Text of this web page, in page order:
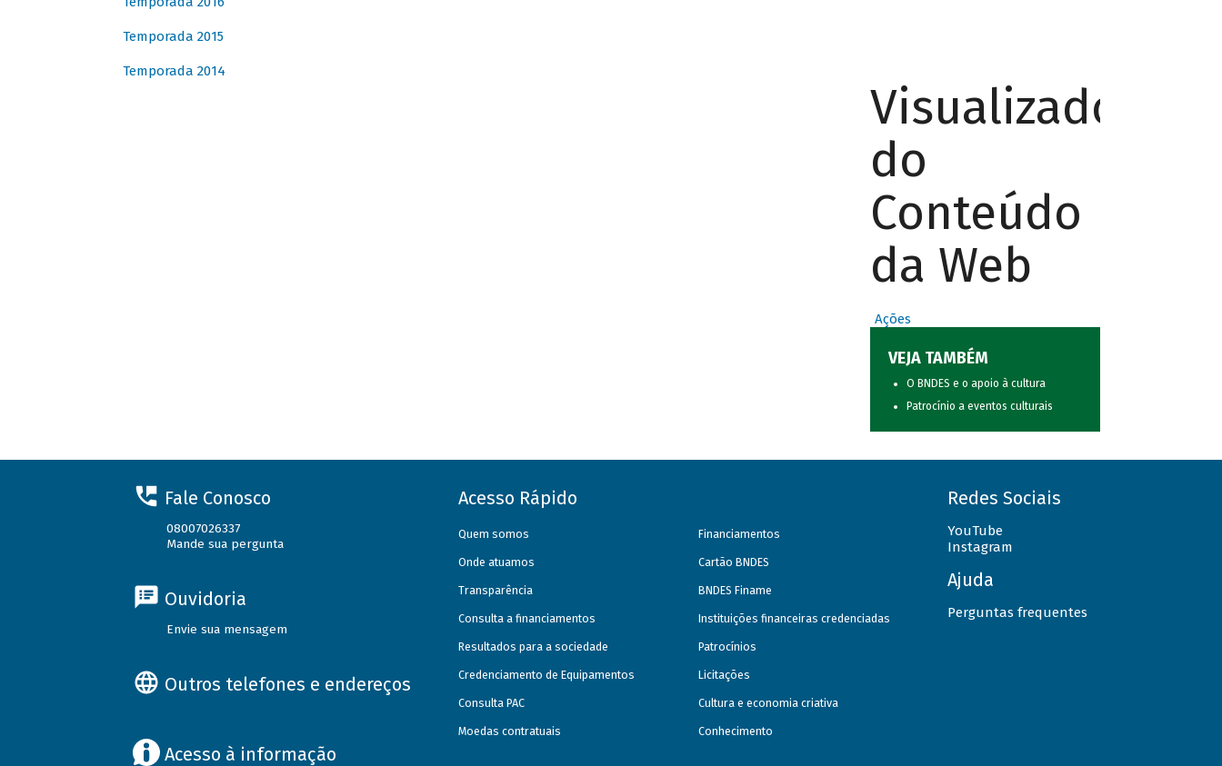
Temporada 2015
Temporada 2014
Visualizador
do
Conteúdo
da Web
Ações
VEJA TAMBÉM
O BNDES e o apoio à cultura
Patrocínio a eventos culturais
Fale Conosco
08007026337
Mande sua pergunta
Ouvidoria
Envie sua mensagem
Outros telefones e endereços
Acesso à informação
Acesso Rápido
Quem somos
Onde atuamos
Transparência
Consulta a financiamentos
Resultados para a sociedade
Credenciamento de Equipamentos
Consulta PAC
Moedas contratuais
Financiamentos
Cartão BNDES
BNDES Finame
Instituições financeiras credenciadas
Patrocínios
Licitações
Cultura e economia criativa
Conhecimento
Redes Sociais
YouTube
Instagram
Ajuda
Perguntas frequentes